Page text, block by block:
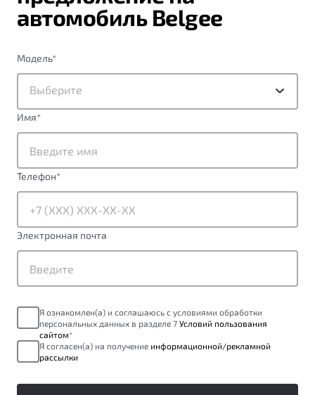
автомобиль Belgee
Модель*
Выберите
Имя*
Телефон*
Электронная почта
Я ознакомлен(а) и соглашаюсь с условиями обработки
персональных данных в разделе 7 Условий пользования
сайтом*
Я согласен(а) на получение информационной/рекламной
рассылки